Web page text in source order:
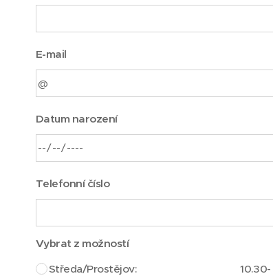
E-mail
Datum narození
Telefonní číslo
Vybrat z možností
Středa/Prostějov: 10.30-